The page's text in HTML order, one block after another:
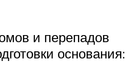
и перепадов
основания: